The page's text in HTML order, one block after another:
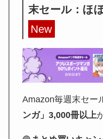
末セール：ほ
New
Amazon毎週末セー
ンガ」3,000冊以上